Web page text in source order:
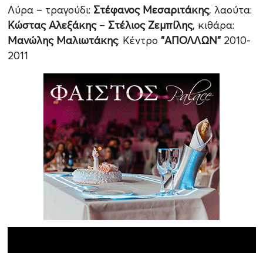
Λύρα – τραγούδι: Στέφανος Μεσαριτάκης, λαούτα:
Κώστας Αλεξάκης– Στέλιος Ζεμπίλης, κιθάρα:
Μανώλης Μαλιωτάκης. Κέντρο "ΑΠΟΛΛΩΝ"2010-
2011